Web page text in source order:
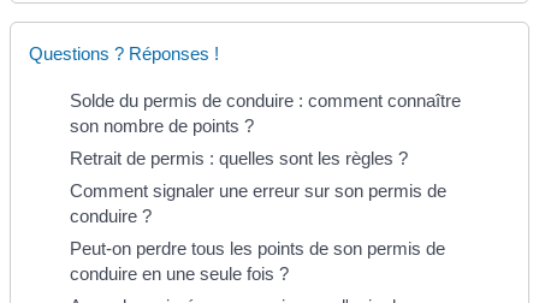
Questions ? Réponses !
Solde du permis de conduire : comment connaître
son nombre de points ?
Retrait de permis : quelles sont les règles ?
Comment signaler une erreur sur son permis de
conduire ?
Peut-on perdre tous les points de son permis de
conduire en une seule fois ?